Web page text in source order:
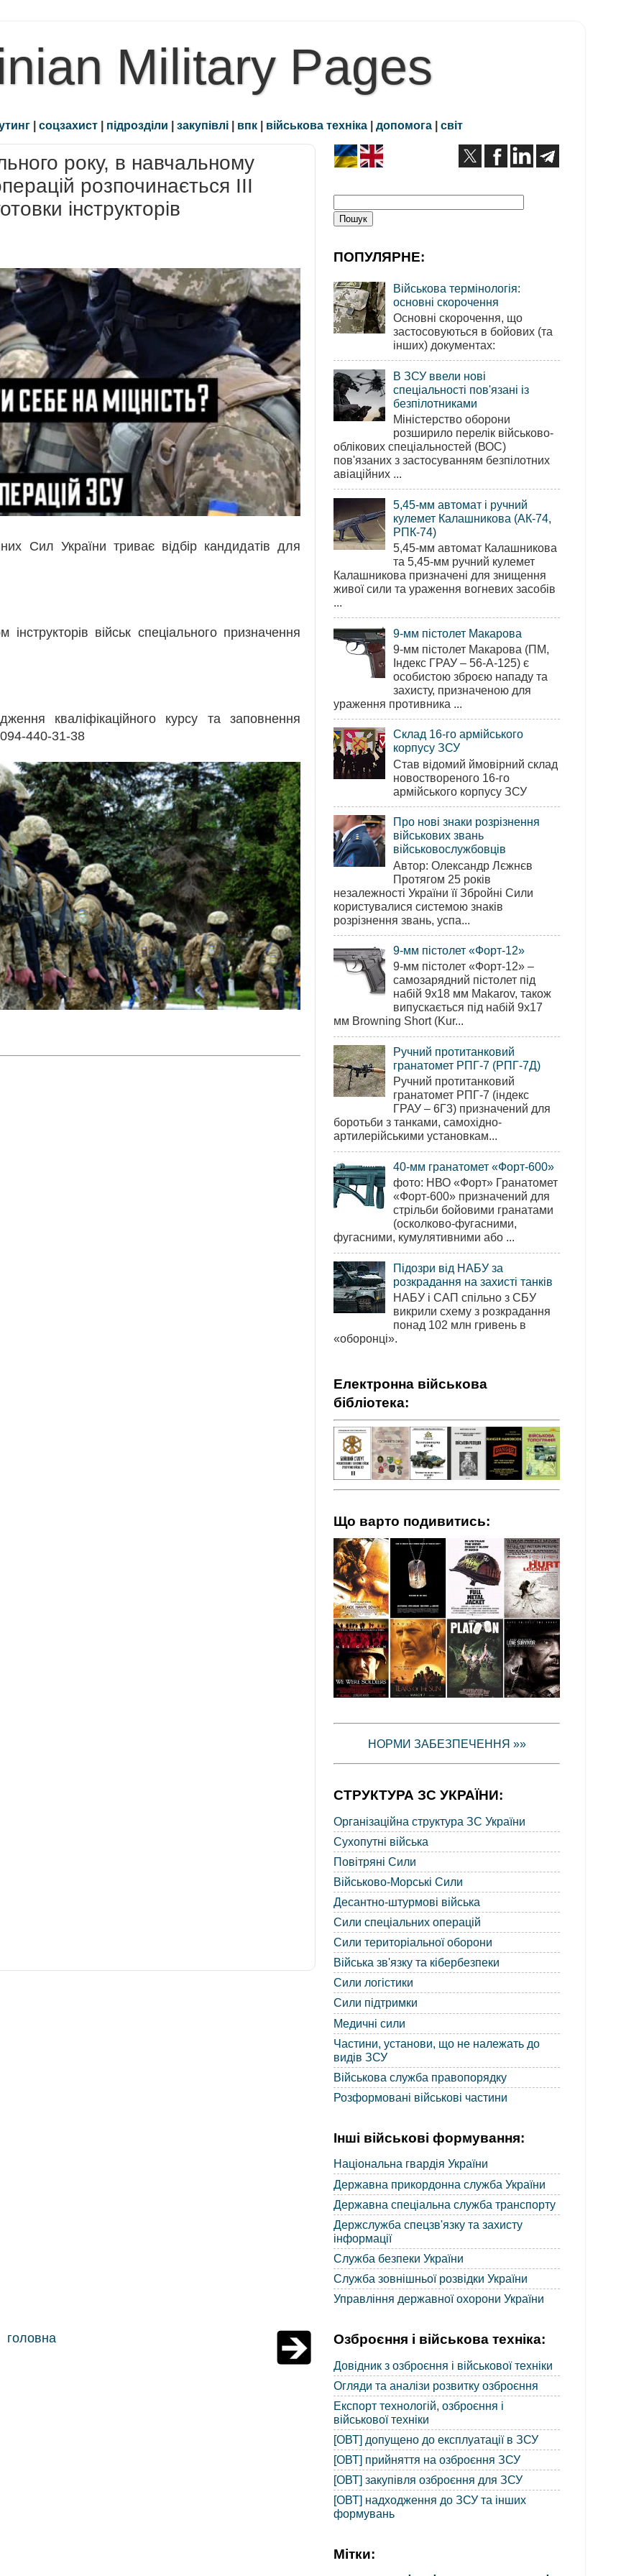
Military Pages
| соцзахист | підрозділи | закупівлі | впк | військова техніка | допомога | світ
року, в навчальному
розпочинається ІІІ
інструкторів
Сил України триває відбір кандидатів для
інструкторів військ спеціального призначення
кваліфікаційного курсу та заповнення
440-31-38
головна
ПОПУЛЯРНЕ:
Військова термінологія:
основні скорочення
Основні скорочення, що
застосовуються в бойових (та
інших) документах:
В ЗСУ ввели нові
спеціальності пов'язані із
безпілотниками
Міністерство оборони
розширило перелік військово-
облікових спеціальностей (ВОС)
пов'язаних з застосуванням безпілотних
авіаційних ...
5,45-мм автомат і ручний
кулемет Калашникова (АК-74,
РПК-74)
5,45-мм автомат Калашникова
та 5,45-мм ручний кулемет
Калашникова призначені для знищення
живої сили та ураження вогневих засобів
...
9-мм пістолет Макарова
9-мм пістолет Макарова (ПМ,
Індекс ГРАУ – 56-А-125) є
особистою зброєю нападу та
захисту, призначеною для
ураження противника ...
Склад 16-го армійського
корпусу ЗСУ
Став відомий ймовірний склад
новоствореного 16-го
армійського корпусу ЗСУ
Про нові знаки розрізнення
військових звань
військовослужбовців
Автор: Олександр Лєжнєв
Протягом 25 років
незалежності України її Збройні Сили
користувалися системою знаків
розрізнення звань, успа...
9-мм пістолет «Форт-12»
9-мм пістолет «Форт-12» –
самозарядний пістолет під
набій 9х18 мм Makarov, також
випускається під набій 9х17
мм Browning Short (Kur...
Ручний протитанковий
гранатомет РПГ-7 (РПГ-7Д)
Ручний протитанковий
гранатомет РПГ-7 (індекс
ГРАУ – 6Г3) призначений для
боротьби з танками, самохідно-
артилерійськими установкам...
40-мм гранатомет «Форт-600»
фото: НВО «Форт» Гранатомет
«Форт-600» призначений для
стрільби бойовими гранатами
(осколково-фугасними,
фугасними, кумулятивними або ...
Підозри від НАБУ за
розкрадання на захисті танків
НАБУ і САП спільно з СБУ
викрили схему з розкрадання
понад 102 млн гривень в
«оборонці».
Електронна військова
бібліотека:
Що варто подивитись:
НОРМИ ЗАБЕЗПЕЧЕННЯ »»
СТРУКТУРА ЗС УКРАЇНИ:
Організаційна структура ЗС України
Сухопутні війська
Повітряні Сили
Військово-Морські Сили
Десантно-штурмові війська
Сили спеціальних операцій
Сили територіальної оборони
Війська зв'язку та кібербезпеки
Сили логістики
Сили підтримки
Медичні сили
Частини, установи, що не належать до
видів ЗСУ
Військова служба правопорядку
Розформовані військові частини
Інші військові формування:
Національна гвардія України
Державна прикордонна служба України
Державна спеціальна служба транспорту
Держслужба спецзв'язку та захисту
інформації
Служба безпеки України
Служба зовнішньої розвідки України
Управління державної охорони України
Озброєння і військова техніка:
Довідник з озброєння і військової техніки
Огляди та аналізи розвитку озброєння
Експорт технологій, озброєння і
військової техніки
[ОВТ] допущено до експлуатації в ЗСУ
[ОВТ] прийняття на озброєння ЗСУ
[ОВТ] закупівля озброєння для ЗСУ
[ОВТ] надходження до ЗСУ та інших
формувань
Мітки: